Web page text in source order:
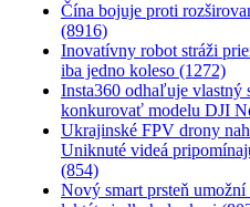
Čína bojuje proti
(8916)
Inovatívny robot stráži
iba jedno koleso (1272)
Insta360 odhaľuje vlastný
konkurovať modelu DJI
Ukrajinské FPV drony
Uniknuté videá
(854)
Nový smart prsteň